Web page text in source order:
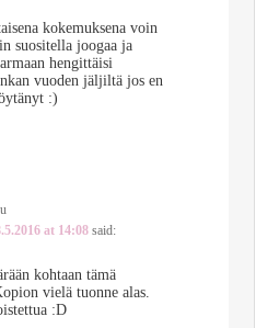
kokemuksena voin
suositella joogaa ja
hengittäisi
vuoden jäljiltä jos en
:)
at 14:08 said:
kohtaan tämä
vielä tuonne alas.
:D